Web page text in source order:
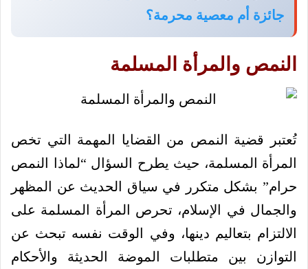
جائزة أم معصية محرمة؟
النمص والمرأة المسلمة
تُعتبر قضية النمص من القضايا المهمة التي تخص
المرأة المسلمة، حيث يطرح السؤال “لماذا النمص
حرام” بشكل متكرر في سياق الحديث عن المظهر
والجمال في الإسلام، تحرص المرأة المسلمة على
الالتزام بتعاليم دينها، وفي الوقت نفسه تبحث عن
التوازن بين متطلبات الموضة الحديثة والأحكام